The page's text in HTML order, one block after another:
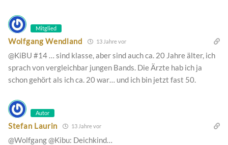
Mitglied
Wolfgang Wendland 13 Jahre vor
@KiBU #14 … sind klasse, aber sind auch ca. 20 Jahre älter, ich
sprach von vergleichbar jungen Bands. Die Ärzte hab ich ja
schon gehört als ich ca. 20 war… und ich bin jetzt fast 50.
Autor
Stefan Laurin 13 Jahre vor
@Wolfgang @Kibu: Deichkind…